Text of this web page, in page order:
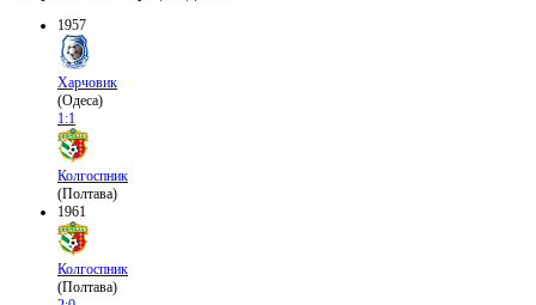
1957
Харчовик
(Одеса)
1:1
Колгоспник
(Полтава)
1961
Колгоспник
(Полтава)